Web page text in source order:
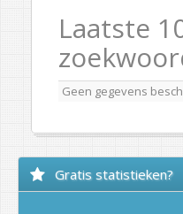
Laatste
Geen gegevens
Gratis statistieken?